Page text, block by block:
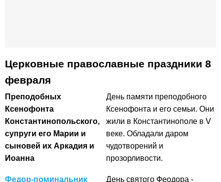
Церковные православные праздники 8
февраля
Преподобных
Ксенофонта
Константинопольского,
супруги его Марии и
сыновей их Аркадия и
Иоанна
День памяти преподобного
Ксенофонта и его семьи. Они
жили в Константинополе в V
веке. Обладали даром
чудотворений и
прозорливости.
Федор-поминальник
День святого Феодора -